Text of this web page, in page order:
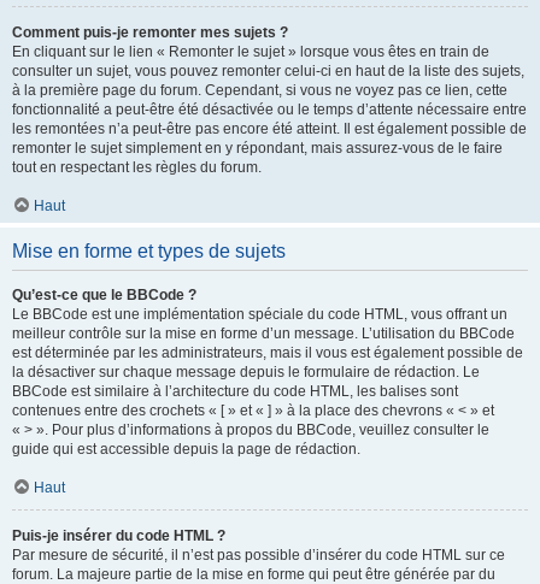
Comment puis-je remonter mes sujets ?
En cliquant sur le lien « Remonter le sujet » lorsque vous êtes en train de
consulter un sujet, vous pouvez remonter celui-ci en haut de la liste des sujets,
à la première page du forum. Cependant, si vous ne voyez pas ce lien, cette
fonctionnalité a peut-être été désactivée ou le temps d’attente nécessaire entre
les remontées n’a peut-être pas encore été atteint. Il est également possible de
remonter le sujet simplement en y répondant, mais assurez-vous de le faire
tout en respectant les règles du forum.
Haut
Mise en forme et types de sujets
Qu’est-ce que le BBCode ?
Le BBCode est une implémentation spéciale du code HTML, vous offrant un
meilleur contrôle sur la mise en forme d’un message. L’utilisation du BBCode
est déterminée par les administrateurs, mais il vous est également possible de
la désactiver sur chaque message depuis le formulaire de rédaction. Le
BBCode est similaire à l’architecture du code HTML, les balises sont
contenues entre des crochets « [ » et « ] » à la place des chevrons « < » et
« > ». Pour plus d’informations à propos du BBCode, veuillez consulter le
guide qui est accessible depuis la page de rédaction.
Haut
Puis-je insérer du code HTML ?
Par mesure de sécurité, il n’est pas possible d’insérer du code HTML sur ce
forum. La majeure partie de la mise en forme qui peut être générée par du